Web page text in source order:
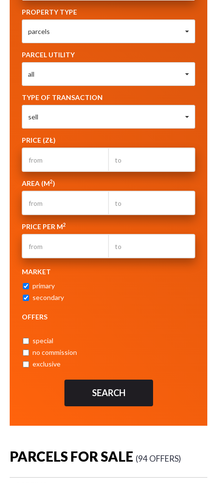
PROPERTY TYPE
parcels
PARCEL UTILITY
all
TYPE OF TRANSACTION
sell
PRICE (ZŁ)
AREA (M2)
PRICE PER M2
MARKET
primary
secondary
OFFERS
special
no commission
exclusive
PARCELS FOR SALE 94 OFFERS